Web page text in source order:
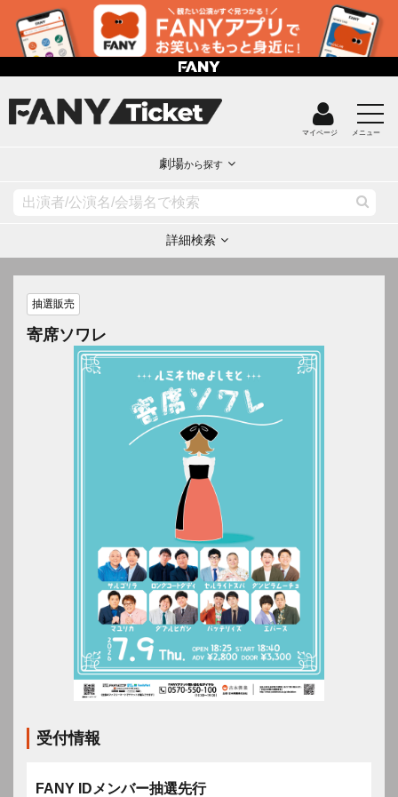
マイページ メニュー
劇場から探す
詳細検索
抽選販売
寄席ソワレ
受付情報
FANY IDメンバー抽選先行